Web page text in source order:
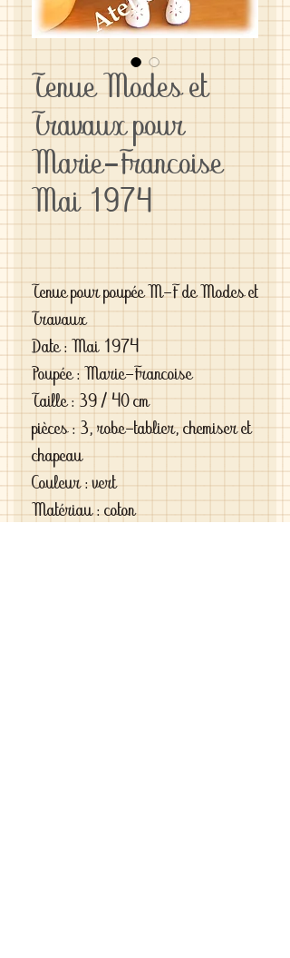
Tenue Modes et
Travaux pour
Marie-Francoise
Mai 1974
Tenue pour poupée M-F de Modes et
Travaux
Date : Mai 1974
Poupée : Marie-Francoise
Taille : 39 / 40 cm
pièces : 3, robe-tablier, chemiser et
chapeau
Couleur : vert
Matériau : coton